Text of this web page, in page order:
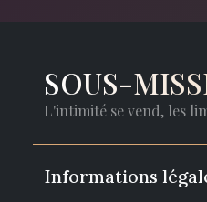
SOUS-
L'intimité se vend, les
Informations